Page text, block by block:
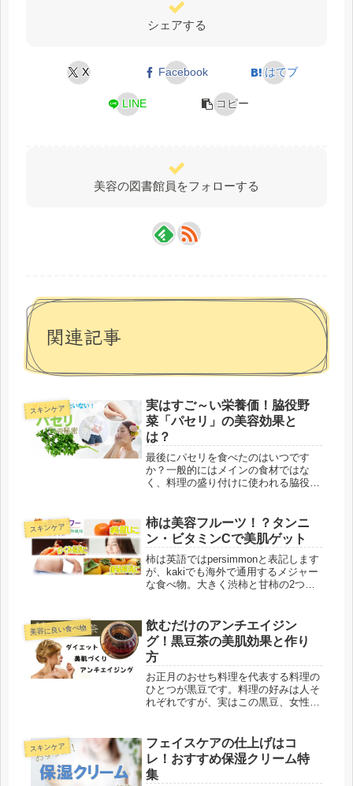
シェアする
X Facebook はてブ
LINE コピー
美容の図書館員をフォローする
関連記事
スキンケア
実はすご～い栄養価！脇役野
菜「パセリ」の美容効果と
は？
最後にパセリを食べたのはいつです
か？一般的にはメインの食材ではな
く、料理の盛り付けに使われる脇役の
を背負った野菜と言えるかもしれませ
ん。しかし、実はビタミンやミネラ
ル、食物...
スキンケア
柿は美容フルーツ！？タンニ
ン・ビタミンCで美肌ゲット
柿は英語ではpersimmonと表記します
が、kakiでも海外で通用するメジャー
な食べ物。大きく渋柿と甘柿の2つに
いので、炭酸やアルコールで渋抜きを
おこなったり、乾燥させて...
美容に良い食べ物
飲むだけのアンチエイジン
グ！黒豆茶の美肌効果と作り
方
お正月のおせち料理を代表する料理の
ひとつが黒豆です。料理の好みは人そ
れぞれですが、実はこの黒豆、女性の
は間違いないでしょう。テレビなどの
メディアで紹介される際に最も多い例
が...
スキンケア
フェイスケアの仕上げはコ
レ！おすすめ保湿クリーム特
集